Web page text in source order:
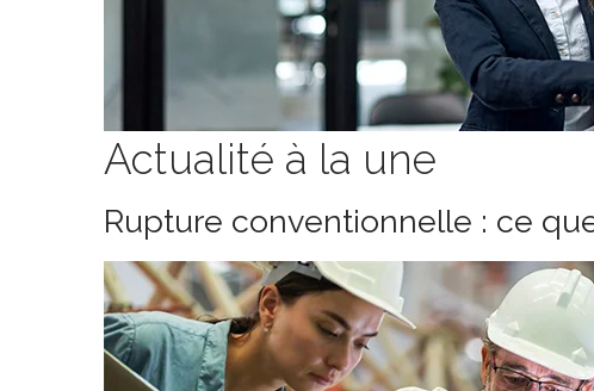
Actualité à la une
Rupture conventionnelle : ce